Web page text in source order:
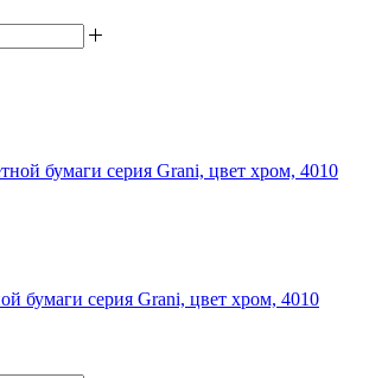
бумаги серия Grani, цвет хром, 4010